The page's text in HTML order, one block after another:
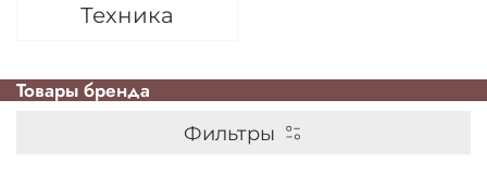
Техника
Товары брендa
Фильтры